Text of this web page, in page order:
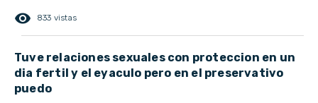
remove_red_eye 833 vistas
Tuve relaciones sexuales con proteccion en un
dia fertil y el eyaculo pero en el preservativo
puedo